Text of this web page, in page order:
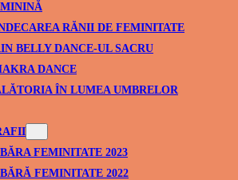
RĂNII DE FEMINITATE
BELLY DANCE-UL SACRU
DANCE
ÎN LUMEA UMBRELOR
FEMINITATE 2023
FEMINITATE 2022